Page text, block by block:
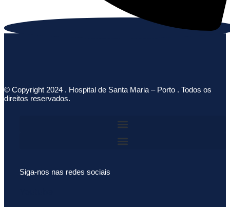
© Copyright 2024 . Hospital de Santa Maria – Porto . Todos os
direitos reservados.
Siga-nos nas redes sociais